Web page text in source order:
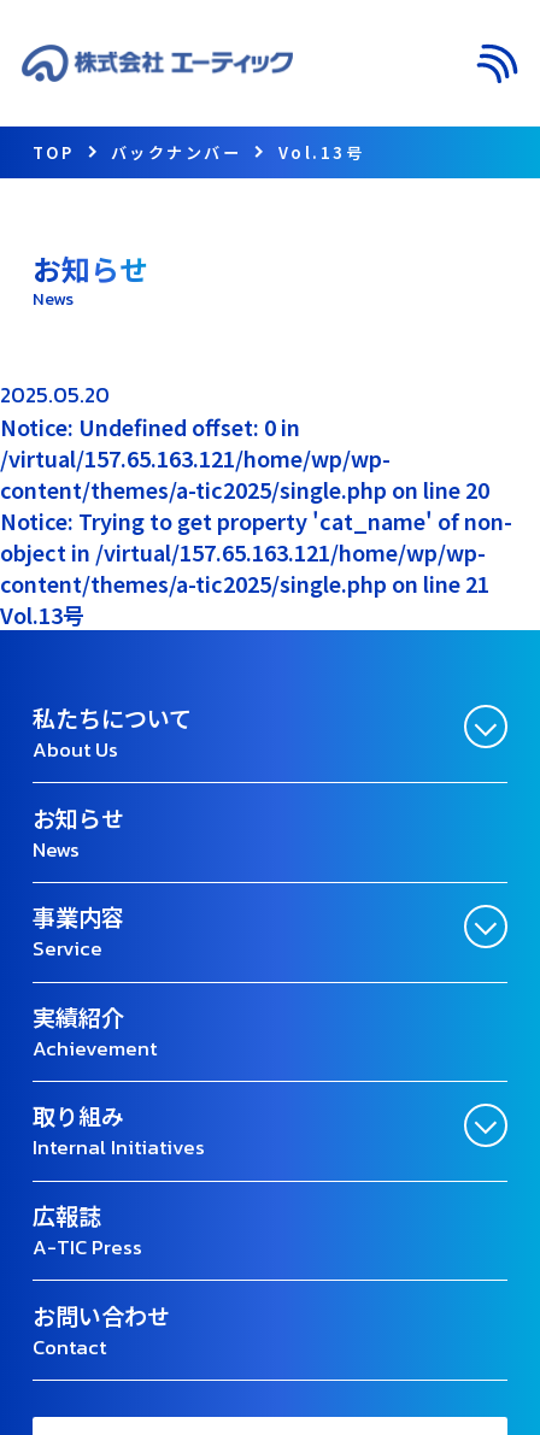
TOP バックナンバー Vol.13号
お知らせ
News
2025.05.20
Notice: Undefined offset: 0 in
/virtual/157.65.163.121/home/wp/wp-
content/themes/a-tic2025/single.php on line 20
Notice: Trying to get property 'cat_name' of non-
object in /virtual/157.65.163.121/home/wp/wp-
content/themes/a-tic2025/single.php on line 21
Vol.13号
私たちについて
About Us
お知らせ
News
事業内容
Service
実績紹介
Achievement
取り組み
Internal Initiatives
広報誌
A-TIC Press
お問い合わせ
Contact